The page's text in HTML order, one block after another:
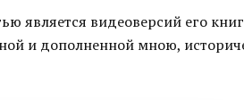
является видеоверсий его
и дополненной мною,